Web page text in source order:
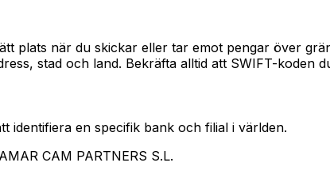
plats när du skickar eller tar emot pengar över
stad och land. Bekräfta alltid att SWIFT-koden
identifiera en specifik bank och filial i världen.
CAM PARTNERS S.L.